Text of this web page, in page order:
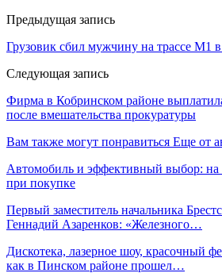
Предыдущая запись
Грузовик сбил мужчину на трассе М1
Следующая запись
Фирма в Кобринском районе
после вмешательства прокуратуры
Вам также могут понравиться Еще от
Автомобиль и эффективный выбор: на
при покупке
Первый заместитель начальника
Геннадий Азаренков: «Железного…
Дискотека, лазерное шоу, красочный
как в Пинском районе прошел…